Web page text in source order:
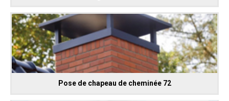
Pose de chapeau de cheminée 72